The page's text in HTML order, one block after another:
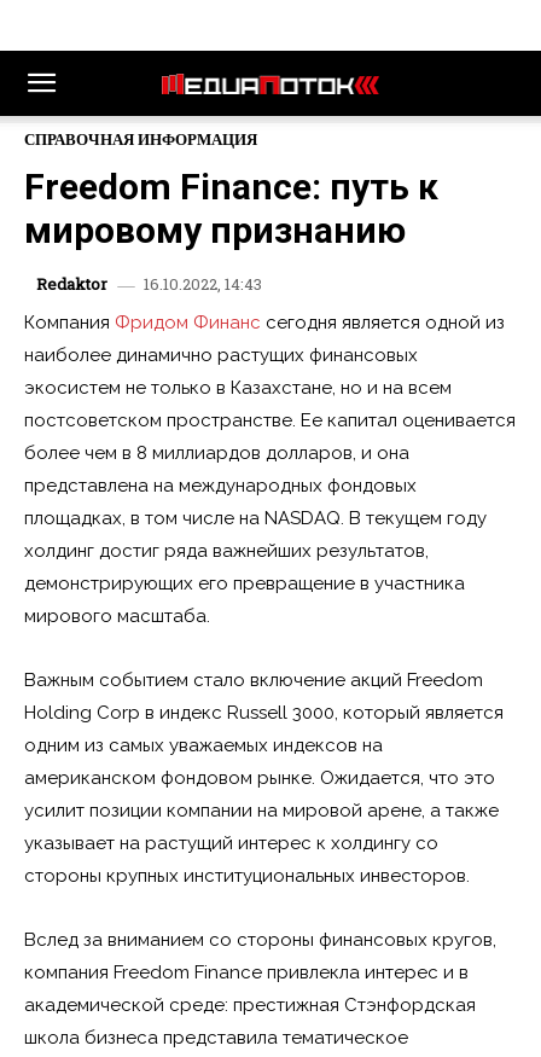
СПРАВОЧНАЯ ИНФОРМАЦИЯ
Freedom Finance: путь к
мировому признанию
Redaktor
16.10.2022, 14:43
Компания Фридом Финанс сегодня является одной из
наиболее динамично растущих финансовых
экосистем не только в Казахстане, но и на всем
постсоветском пространстве. Ее капитал оценивается
более чем в 8 миллиардов долларов, и она
представлена на международных фондовых
площадках, в том числе на NASDAQ. В текущем году
холдинг достиг ряда важнейших результатов,
демонстрирующих его превращение в участника
мирового масштаба.
Важным событием стало включение акций Freedom
Holding Corp в индекс Russell 3000, который является
одним из самых уважаемых индексов на
американском фондовом рынке. Ожидается, что это
усилит позиции компании на мировой арене, а также
указывает на растущий интерес к холдингу со
стороны крупных институциональных инвесторов.
Вслед за вниманием со стороны финансовых кругов,
компания Freedom Finance привлекла интерес и в
академической среде: престижная Стэнфордская
школа бизнеса представила тематическое